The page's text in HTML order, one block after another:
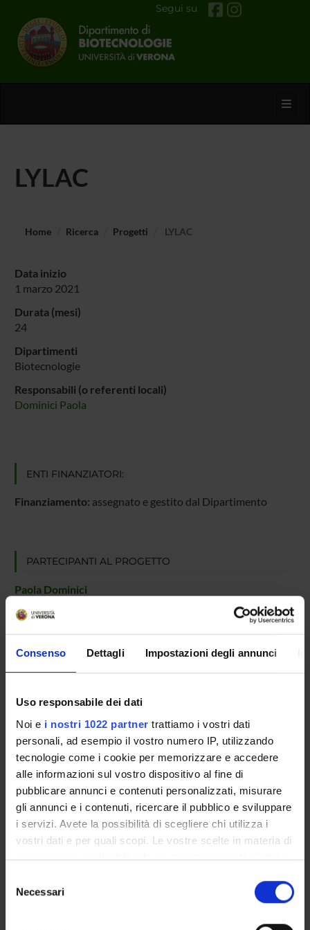
Consenso Dettagli Impostazioni degli annunci
Uso responsabile dei dati
Noi e i nostri 1022 partner trattiamo i vostri dati
personali, ad esempio il vostro numero IP, utilizzando
tecnologie come i cookie per memorizzare e accedere
alle informazioni sul vostro dispositivo al fine di
pubblicare annunci e contenuti personalizzati, misurare
gli annunci e i contenuti, ricercare il pubblico e sviluppare
i servizi. Avete la possibilità di scegliere chi utilizza i
vostri dati e per quali scopi. Le vostre scelte in materia di
privacy sono applicabili solo su questa proprietà digitale
modificare o revocare il proprio consenso in qualsiasi
momento dalla Dichiarazione sui cookie o facendo clic
delNecessari
Segui su
LYLAC
Home Ricerca Progetti LYLAC
Data inizio
1 marzo 2021
Durata (mesi)
24
Dipartimenti
Biotecnologie
Responsabili (o referenti locali)
Dominici Paola
ENTI FINANZIATORI:
Finanziamento: assegnato e gestito dal Dipartimento
PARTECIPANTI AL PROGETTO
Paola Dominici
AREE DI RICERCA COINVOLTE DAL PROGETTO
Molecular interactions
ATTIVITÀ
AREE DI RICERCA
GRUPPI DI RICERCA